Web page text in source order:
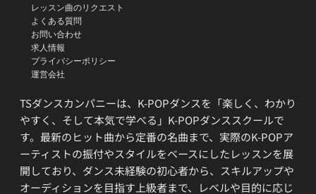
TSダンスカンパニーは、K-POPダンスを「楽しく、わかり
やすく、そして本気で学べる」K-POPダンススクールで
す。最新のヒット曲から定番の名曲まで、実際のK-POPア
ーティストの振付やスタイルをベースにしたレッスンを展
開しており、ダンス未経験の初心者から、スキルアップや
オーディションを目指す上級者まで、レベルや目的に応じ
レッスン曲のリクエスト
よくある質問
お問い合わせ
求人情報
プライバシーポリシー
運営会社